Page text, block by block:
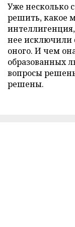
Уже несколько
решить, какое
нее исключили
оного. И чем
образованных
вопросы
решены.